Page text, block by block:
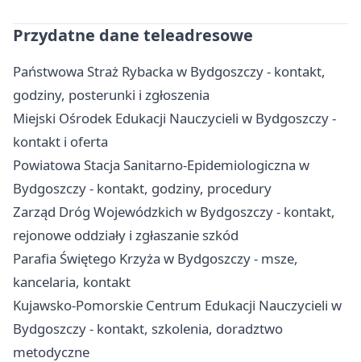
Przydatne dane teleadresowe
Państwowa Straż Rybacka w Bydgoszczy - kontakt,
godziny, posterunki i zgłoszenia
Miejski Ośrodek Edukacji Nauczycieli w Bydgoszczy -
kontakt i oferta
Powiatowa Stacja Sanitarno-Epidemiologiczna w
Bydgoszczy - kontakt, godziny, procedury
Zarząd Dróg Wojewódzkich w Bydgoszczy - kontakt,
rejonowe oddziały i zgłaszanie szkód
Parafia Świętego Krzyża w Bydgoszczy - msze,
kancelaria, kontakt
Kujawsko-Pomorskie Centrum Edukacji Nauczycieli w
Bydgoszczy - kontakt, szkolenia, doradztwo
metodyczne